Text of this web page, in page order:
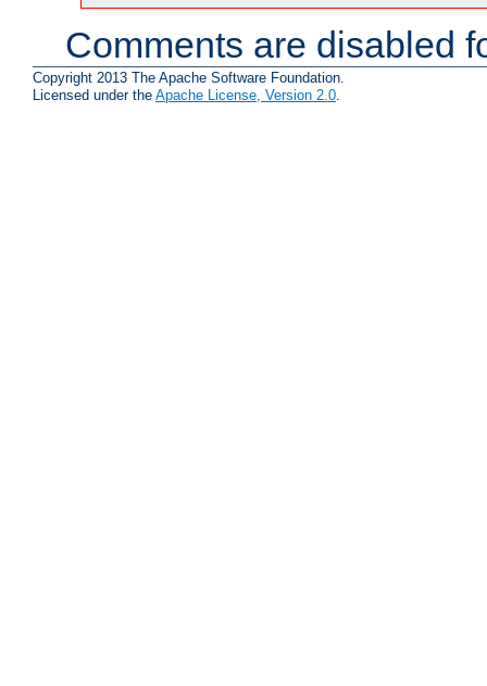
Comments are disabled
Copyright 2013 The Apache Software Foundation.
Licensed under the Apache License, Version 2.0.